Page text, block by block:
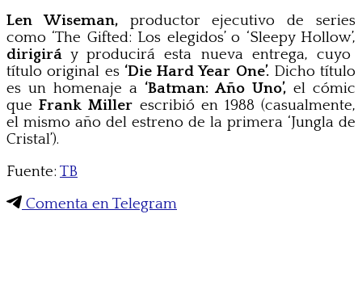
Len Wiseman,productor ejecutivo de series
como ‘The Gifted: Los elegidos’ o ‘Sleepy Hollow’,
dirigirá y producirá esta nueva entrega, cuyo
título original es‘Die Hard Year One’. Dicho título
es un homenaje a ‘Batman: Año Uno’, el cómic
queFrank Miller escribió en 1988 (casualmente,
el mismo año del estreno de la primera ‘Jungla de
Cristal’).
Fuente: TB
Comenta en Telegram